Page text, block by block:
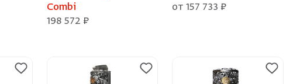
Combi
198 572 ₽
от 157 733 ₽